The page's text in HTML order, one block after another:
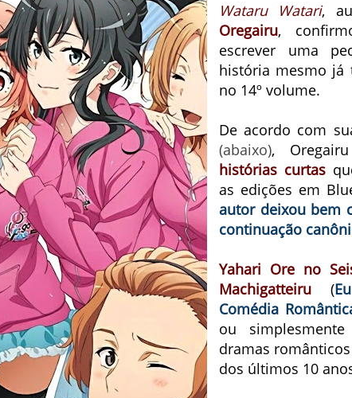
Wataru Watari,
Oregairu,
escrever uma
história mesmo já
no 14º volume.
De acordo com
(abaixo),
histórias curtas
as edições em
autor deixou bem
continuação
Yahari Ore no
Machigatteiru (
Comédia
ou
dramas
dos últimos 10